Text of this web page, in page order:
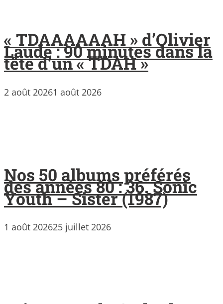
« TDAAAAAAH » d’Olivier
Laude : 90 minutes dans la
tête d’un « TDAH »
2 août 20261 août 2026
Nos 50 albums préférés
des années 80 : 36. Sonic
Youth – Sister (1987)
1 août 202625 juillet 2026